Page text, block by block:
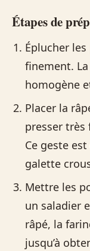
Étapes de
Éplucher
finement.
homogène
Placer la
presser très
Ce geste
galette
Mettre les
un saladier
râpé, la
jusqu’à